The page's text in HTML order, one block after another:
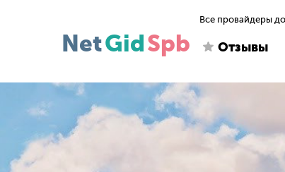
NetGidSpb
Все провайдеры
Отзывы